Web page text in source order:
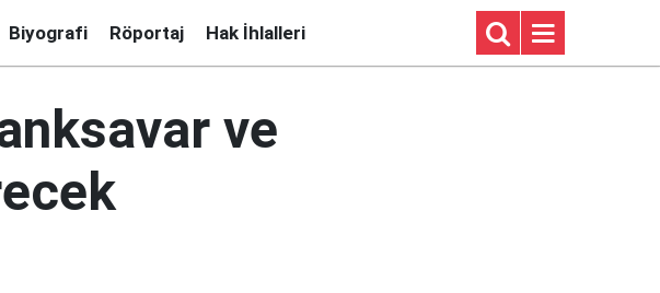
Biyografi Röportaj Hak İhlalleri
ve